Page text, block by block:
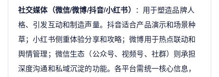
社交媒体（微信/微博/抖音/小红书） ：用于塑造品牌人
格、引发互动和制造声量。抖音适合产品演示和场景种
草；小红书侧重体验分享和攻略；微博用于热点联动和
舆情管理；微信生态（公众号、视频号、社群）则承担
深度沟通和私域沉淀的功能。各平台需统一核心信息，